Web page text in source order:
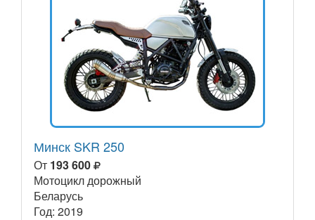
Минск SKR 250
От 193 600
Мотоцикл дорожный
Беларусь
Год: 2019